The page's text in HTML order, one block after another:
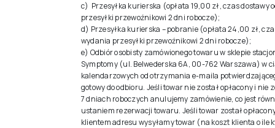
c) Przesyłka kurierska (opłata 19,00 zł, czas dostawy
przesyłki przewoźnikowi 2 dni robocze);
d) Przesyłka kurierska – pobranie (opłata 24,00 zł,
wydania przesyłki przewoźnikowi 2 dni robocze);
e) Odbiór osobisty zamówionego towaru w sklepie
Symptomy (ul. Belwederska 6A, 00-762 Warszawa) w
kalendarzowych od otrzymania e-maila
gotowy do odbioru. Jeśli towar nie został opłacony i nie
7 dniach roboczych anulujemy zamówienie, co jest
ustaniem rezerwacji towaru. Jeśli towar został
klientem adresu wysyłamy towar (na koszt klienta o ile